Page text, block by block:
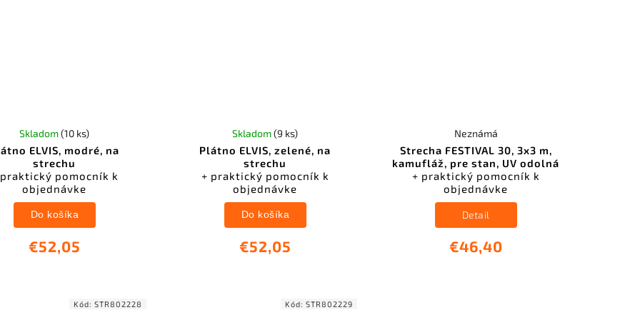
ELVIS, modré, na
strechu
pomocník k
objednávke
Skladom(10 ks)
€52,05
Do košíka
Plátno ELVIS, zelené, na
strechu
+ praktický pomocník k
objednávke
Skladom(9 ks)
€52,05
Do košíka
Strecha FESTIVAL 30, 3x3 m,
kamufláž, pre stan, UV odolná
+ praktický pomocník k
objednávke
Neznámá
€46,40
Detail
Kód:STR802228 Kód:STR802229